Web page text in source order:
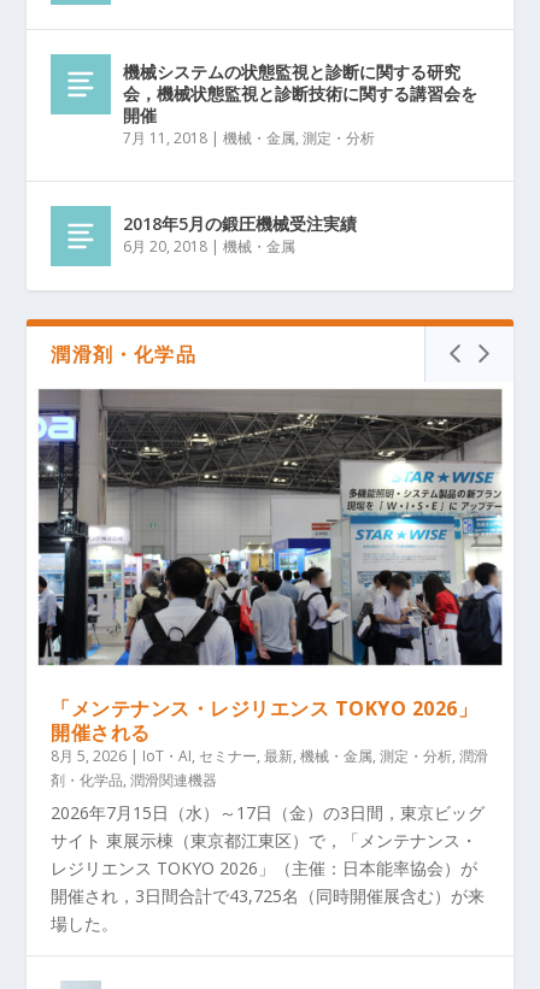
機械システムの状態監視と診断に関する研究
会，機械状態監視と診断技術に関する講習会を
開催
7月 11, 2018 |機械・金属,測定・分析
2018年5月の鍛圧機械受注実績
6月 20, 2018 |機械・金属
潤滑剤・化学品
「メンテナンス・レジリエンス TOKYO 2026」
開催される
8月 5, 2026 | IoT・AI, セミナー,最新,機械・金属,測定・分析,潤滑
剤・化学品,潤滑関連機器
2026年7月15日（水）～17日（金）の3日間，東京ビッグ
サイト 東展示棟（東京都江東区）で，「メンテナンス・
レジリエンス TOKYO 2026」（主催：日本能率協会）が
開催され，3日間合計で43,725名（同時開催展含む）が来
場した。